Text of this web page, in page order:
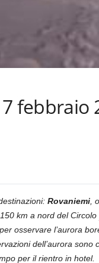
febbraio
Rovaniemi,
km a nord del Circolo
osservare l’aurora
dell’aurora
per il rientro in hotel.